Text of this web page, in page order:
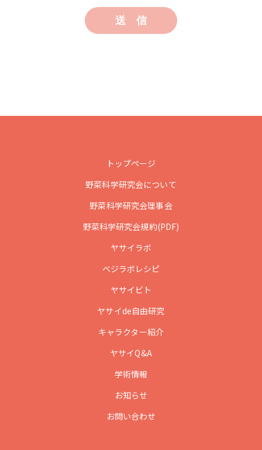
トップページ
野菜科学研究会について
野菜科学研究会理事会
野菜科学研究会規約(PDF)
ヤサイラボ
ベジラボレシピ
ヤサイビト
ヤサイde自由研究
キャラクター紹介
ヤサイQ&A
学術情報
お知らせ
お問い合わせ